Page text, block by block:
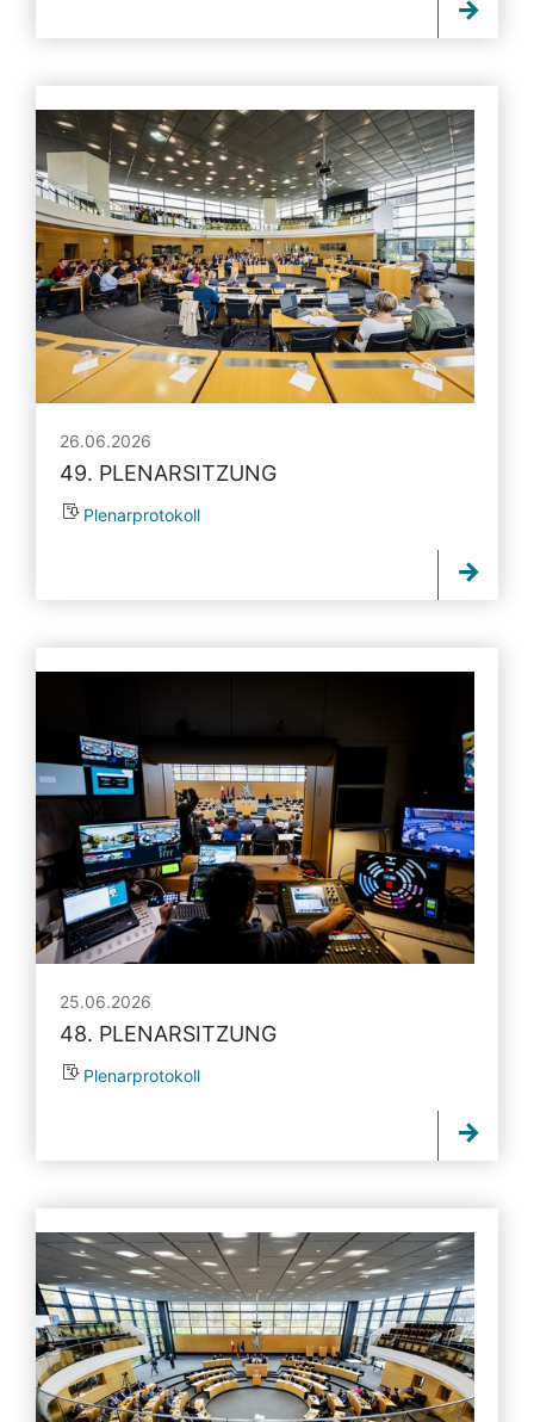
26.06.2026
49. PLENARSITZUNG
Plenarprotokoll
25.06.2026
48. PLENARSITZUNG
Plenarprotokoll